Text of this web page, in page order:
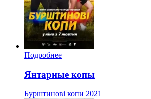
Подробнее
Янтарные копы
Бурштинові копи 2021